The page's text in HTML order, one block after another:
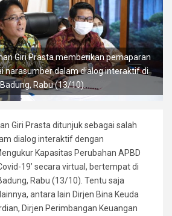
Giri Prasta memberikan pemaparan
narasumber dalam dialog interaktif di
Rabu (13/10).
Giri Prasta ditunjuk sebagai salah
dialog interaktif dengan
Kapasitas Perubahan APBD
19’ secara virtual, bertempat di
Rabu (13/10). Tentu saja
antara lain Dirjen Bina Keuda
Dirjen Perimbangan Keuangan